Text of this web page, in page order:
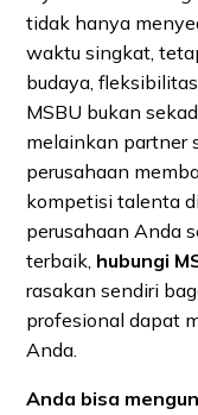
tidak hanya
waktu singkat,
budaya,
MSBU bukan
melainkan partner
perusahaan
kompetisi talenta
perusahaan Anda
terbaik, hubungi
rasakan sendiri
profesional dapat
Anda.
Anda bisa